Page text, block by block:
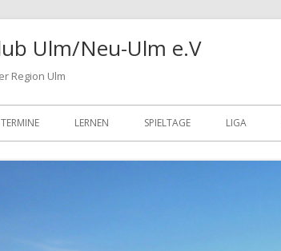
Ulm/Neu-Ulm e.V
Region Ulm
TERMINE LERNEN SPIELTAGE LIGA